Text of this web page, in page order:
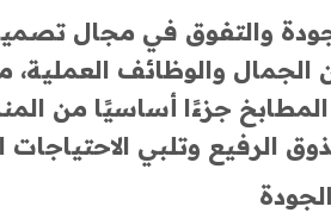
والتفوق في مجال
والوظائف
جزءًا أساسيًا من
الرفيع وتلبي الاحتياجات